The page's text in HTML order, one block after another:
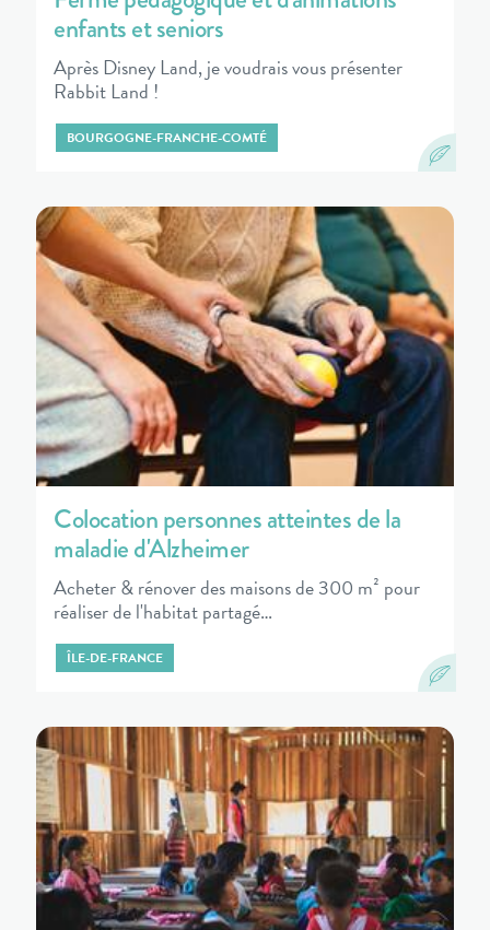
enfants et seniors
Après Disney Land, je voudrais vous présenter
Rabbit Land !
BOURGOGNE-FRANCHE-COMTÉ
Colocation personnes atteintes de la
maladie d'Alzheimer
Acheter & rénover des maisons de 300 m² pour
réaliser de l'habitat partagé…
ÎLE-DE-FRANCE